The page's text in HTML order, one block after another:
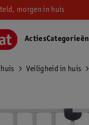
morgen in huis
ActiesCategorieën
Thuis Veiligheid in huis